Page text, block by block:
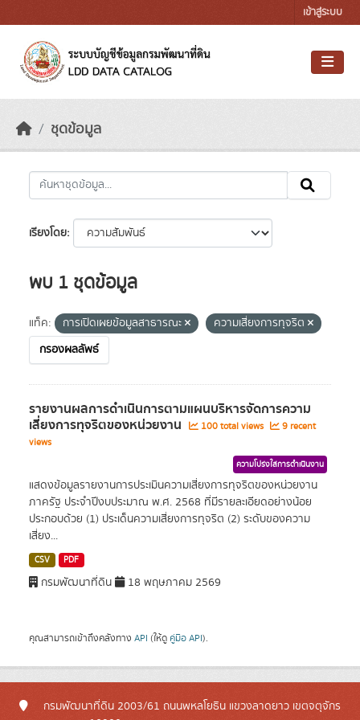
เข้าสู่ระบบ
ชุดข้อมูล
เรียงโดย
พบ 1 ชุดข้อมูล
แท็ค: การเปิดเผยข้อมูลสาธารณะ
ความเสี่ยงการทุจริต
กรองผลลัพธ์
รายงานผลการดำเนินการตามแผนบริหารจัดการความ
เสี่ยงการทุจริตของหน่วยงาน 100 total views
9 recent
views
ความโปร่งใสการดำเนินงาน
แสดงข้อมูลรายงานการประเมินความเสี่ยงการทุจริตของหน่วยงาน
ภาครัฐ ประจำปีงบประมาณ พ.ศ. 2568 ที่มีรายละเอียดอย่างน้อย
ประกอบด้วย (1) ประเด็นความเสี่ยงการทุจริต (2) ระดับของความ
เสี่ยง...
CSV PDF
กรมพัฒนาที่ดิน 18 พฤษภาคม 2569
คุณสามารถเข้าถึงคลังทาง API (ให้ดู คู่มือ API).
กรมพัฒนาที่ดิน 2003/61 ถนนพหลโยธิน แขวงลาดยาว เขตจตุจักร